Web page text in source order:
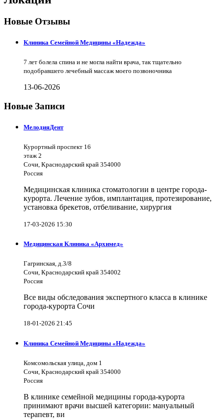
Новые Отзывы
Клиника Семейной Медицины «Надежда»
7 лет болела спина и не могла найти врача, так тщательно
подобравшего лечебный массаж моего позвоночника
13-06-2026
Новые Записи
МелодияДент
Курортный проспект 16
этаж 2
Сочи, Краснодарский край 354000
Россия
Медицинская клиника стоматологии в центре города-
курорта. Лечение зубов, имплантация, протезирование,
установка брекетов, отбеливание, хирургия
17-03-2026 15:30
Медицинская Клиника «Архимед»
Гагринская, д.3/8
Сочи, Краснодарский край 354002
Россия
Все виды обследования экспертного класса в клинике
города-курорта Сочи
18-01-2026 21:45
Клиника Семейной Медицины «Надежда»
Комсомольская улица, дом 1
Сочи, Краснодарский край 354000
Россия
В клинике семейной медицины города-курорта
принимают врачи высшей категории: мануальный
терапевт, ви